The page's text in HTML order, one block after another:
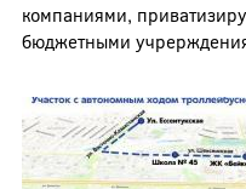
компаниями,
бюджетными